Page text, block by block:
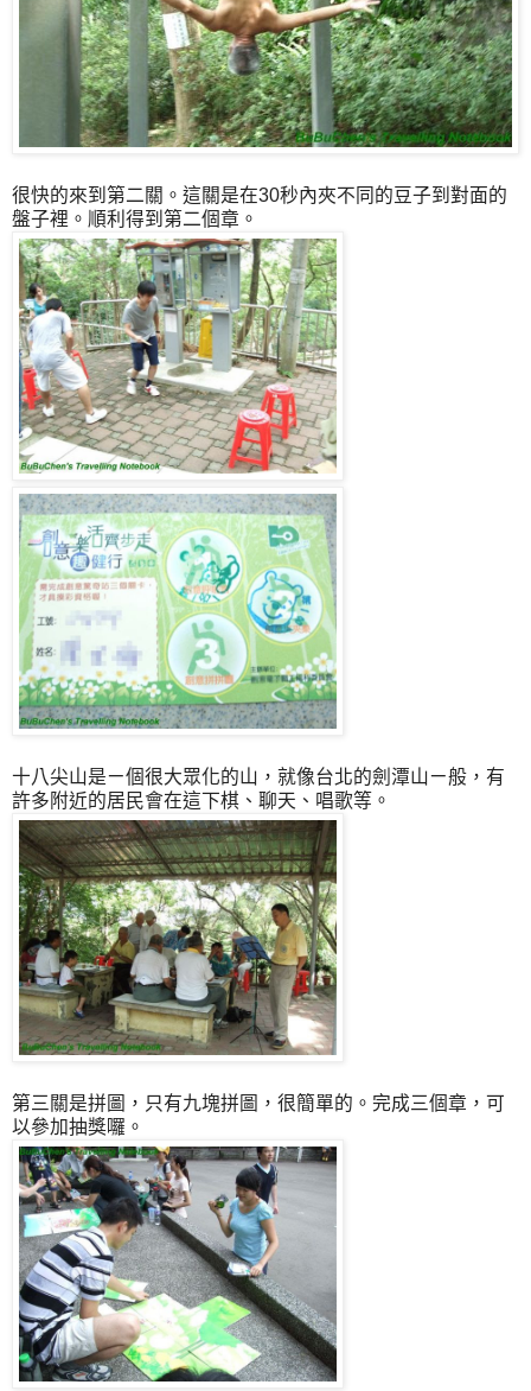
很快的來到第二關。這關是在30秒內夾不同的豆子到對面的
盤子裡。順利得到第二個章。
十八尖山是ㄧ個很大眾化的山，就像台北的劍潭山ㄧ般，有
許多附近的居民會在這下棋、聊天、唱歌等。
第三關是拼圖，只有九塊拼圖，很簡單的。完成三個章，可
以參加抽獎囉。